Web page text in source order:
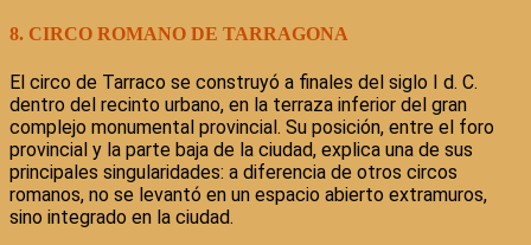
8. CIRCO ROMANO DE TARRAGONA
El circo de Tarraco se construyó a finales del siglo I d. C.
dentro del recinto urbano, en la terraza inferior del gran
complejo monumental provincial. Su posición, entre el foro
provincial y la parte baja de la ciudad, explica una de sus
principales singularidades: a diferencia de otros circos
romanos, no se levantó en un espacio abierto extramuros,
sino integrado en la ciudad.